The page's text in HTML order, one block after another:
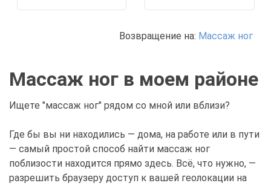
Возвращение на: Массаж ног
Массаж ног в моем районе
Ищете "массаж ног" рядом со мной или вблизи?
Где бы вы ни находились — дома, на работе или в пути
— самый простой способ найти массаж ног
поблизости находится прямо здесь. Всё, что нужно, —
разрешить браузеру доступ к вашей геолокации на